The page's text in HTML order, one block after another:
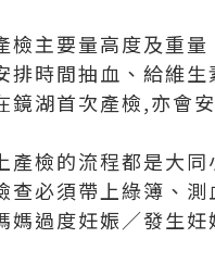
檢主要量高度及重
排時間抽血、給維
鏡湖首次產檢,亦會
產檢的流程都是大同
查必須帶上綠簿、
媽過度妊娠／發生妊